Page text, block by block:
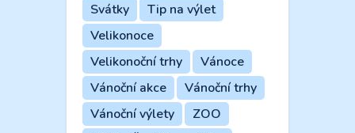
Svátky
Tip na výlet
Velikonoce
Velikonoční trhy
Vánoce
Vánoční akce
Vánoční trhy
Vánoční výlety
ZOO